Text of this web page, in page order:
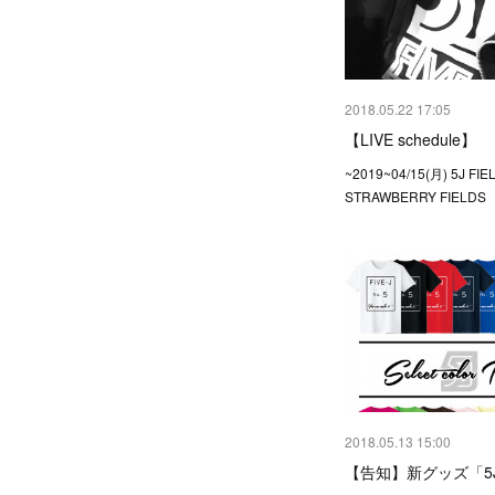
2018.05.22 17:05
【LIVE schedule】
~2019~04/15(月) 5J
STRAWBERRY FIELDS
2018.05.13 15:00
【告知】新グッズ